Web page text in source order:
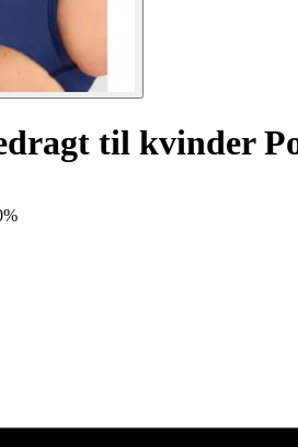
til kvinder